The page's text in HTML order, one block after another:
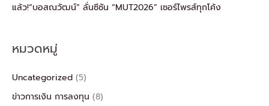
แล้ว!“บอสณวัฒน์” ลั่นซีซัน “MUT2026” เซอร์ไพรส์ทุกโค้ง
หมวดหมู่
Uncategorized (5)
ข่าวการเงิน การลงทุน (8)